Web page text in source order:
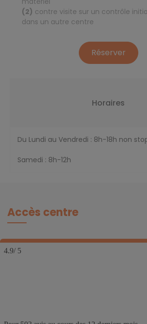
(2) contre visite sur un contrôle
dans un autre centre
Horaires
Du Lundi au Vendredi : 8h-18h non
Samedi : 8h-12h
Réserver
Accès centre